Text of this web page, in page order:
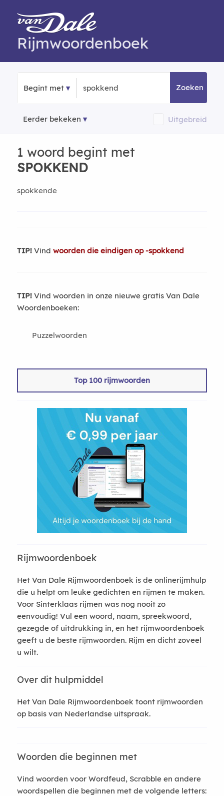
Rijmwoordenboek
Begint met Zoeken
Eerder bekeken Uitgebreid
1 woord begint met
SPOKKEND
spokkende
TIP!Vind woorden die eindigen op -spokkend
TIP!Vind woorden in onze nieuwe gratis Van Dale
Woordenboeken:
Puzzelwoorden
Top 100 rijmwoorden
Rijmwoordenboek
Het Van Dale Rijmwoordenboek is de onlinerijmhulp
die u helpt om leuke gedichten en rijmen te maken.
Voor Sinterklaas rijmen was nog nooit zo
eenvoudig! Vul een woord, naam, spreekwoord,
gezegde of uitdrukking in, en het rijmwoordenboek
geeft u de beste rijmwoorden. Rijm en dicht zoveel
u wilt.
Over dit hulpmiddel
Het Van Dale Rijmwoordenboek toont rijmwoorden
op basis van Nederlandse uitspraak.
Woorden die beginnen met
Vind woorden voor Wordfeud, Scrabble en andere
woordspellen die beginnen met de volgende letters: